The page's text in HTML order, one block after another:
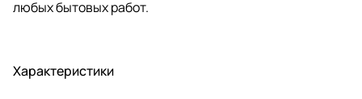
любых бытовых работ.
Характеристики